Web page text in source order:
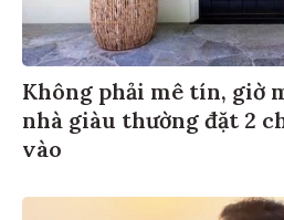
Không phải mê tín, giờ
nhà giàu thường đặt 2
vào